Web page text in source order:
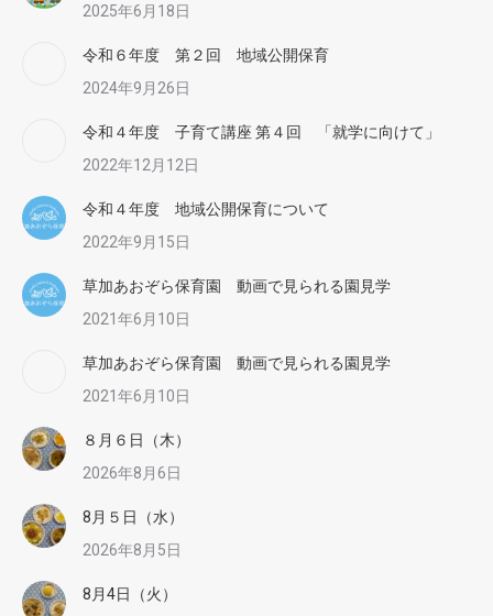
2025年6月18日
令和６年度 第２回 地域公開保育
2024年9月26日
令和４年度 子育て講座 第４回 「就学に向けて」
2022年12月12日
令和４年度 地域公開保育について
2022年9月15日
草加あおぞら保育園 動画で見られる園見学
2021年6月10日
草加あおぞら保育園 動画で見られる園見学
2021年6月10日
８月６日（木）
2026年8月6日
8月５日（水）
2026年8月5日
8月4日（火）